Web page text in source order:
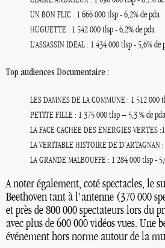
UN BON FLIC : 1 666 000 tlsp - 6,2% de pda
HUGUETTE : 1 542 000 tlsp - 6,2% de pda
L’ASSASSIN IDEAL : 1 434 000 tlsp - 5,6% de
Top audiences Documentaire :
LES DAMNES DE LA COMMUNE : 1 512 000
PETITE FILLE : 1 375 000 tlsp – 5,3% de pda
LA FACE CACHEE DES ENERGIES VERTES
LA VERITABLE HISTOIRE DE D’ARTAGNAN
LA GRANDE MALBOUFFE : 1 284 000 tlsp -
A noter également, coté spectacles, le
Beethoven tant à l’antenne (370 000
et près de 800 000 spectateurs lors du
avec plus de 600 000 vidéos vues. Une
événement hors norme autour de la